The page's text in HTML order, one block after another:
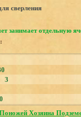
сверления
занимает отдельную
3
Хозяина